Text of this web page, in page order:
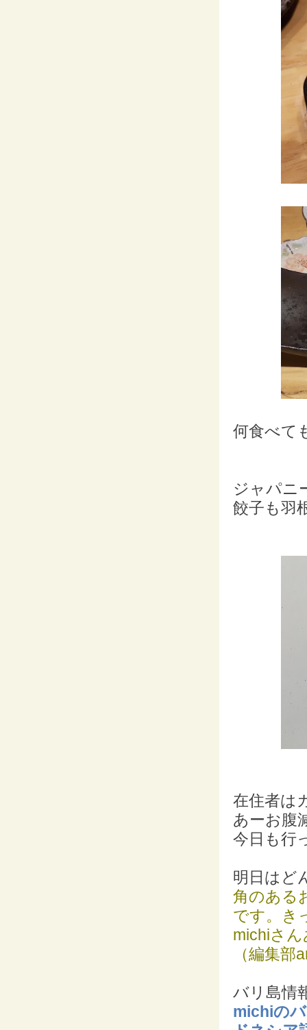
何食べて
ジャパニ
餃子も羽
在住者は
あーお腹
今日も行
明日はど
角のある
です。き
michiさ
（編集部
バリ島情
michiの